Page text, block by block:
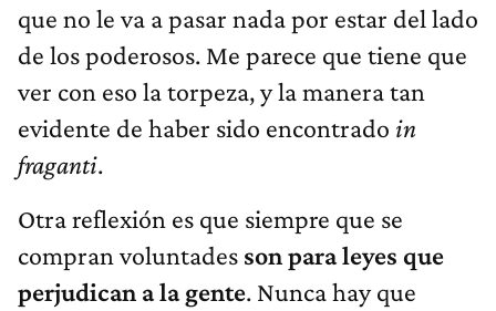
que no le va a pasar nada por estar del lado
de los poderosos. Me parece que tiene que
ver con eso la torpeza, y la manera tan
evidente de haber sido encontrado in
fraganti.
Otra reflexión es que siempre que se
compran voluntades son para leyes que
perjudican a la gente. Nunca hay que